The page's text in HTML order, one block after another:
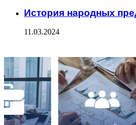
История народных
11.03.2024